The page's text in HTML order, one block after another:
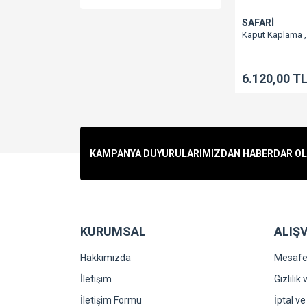
SAFARİ
Kaput Kaplama
6.120,00 TL
KAMPANYA DUYURULARIMIZDAN HABERDAR
KURUMSAL
Hakkımızda
İletişim
İletişim Formu
Gizlilik
İptal ve